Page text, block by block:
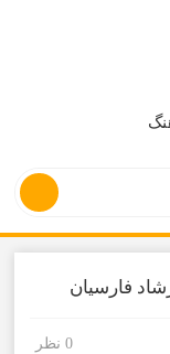
فارسیان
0 نظر